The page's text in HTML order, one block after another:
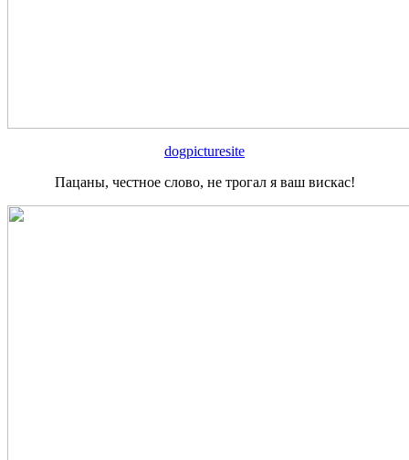
dogpicturesite
Пацаны, честное слово, не трогал я ваш вискас!